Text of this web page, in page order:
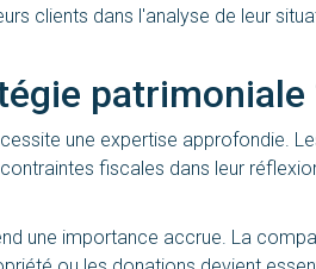
clients dans l'analyse de leur
patrimoniale
une expertise approfondie.
fiscales dans leur
une importance accrue. La